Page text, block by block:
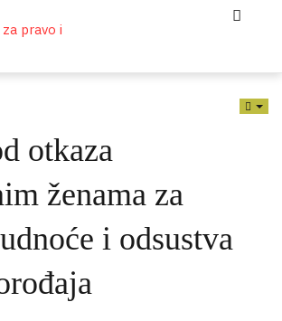
otkaza
ženama za
i odsustva